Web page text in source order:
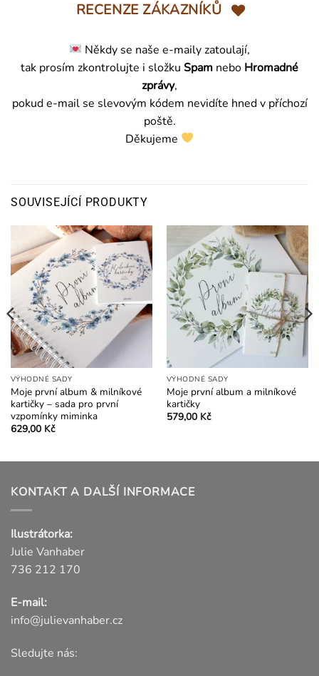
RECENZE ZÁKAZNÍKŮ
Někdy se naše e-maily zatoulají,
tak prosím zkontrolujte i složku Spam nebo Hromadné
zprávy,
pokud e-mail se slevovým kódem nevidíte hned v příchozí
poště.
Děkujeme
SOUVISEJÍCÍ PRODUKTY
VÝHODNÉ SADY
Moje první album & milníkové
kartičky – sada pro první
vzpomínky miminka
629,00 Kč
VÝHODNÉ SADY
Moje první album a milníkové
kartičky
579,00 Kč
KONTAKT A DALŠÍ INFORMACE
Ilustrátorka:
Julie Vanhaber
736 212 170
E-mail:
info@julievanhaber.cz
Sledujte nás: